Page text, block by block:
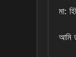
মা:
আমি